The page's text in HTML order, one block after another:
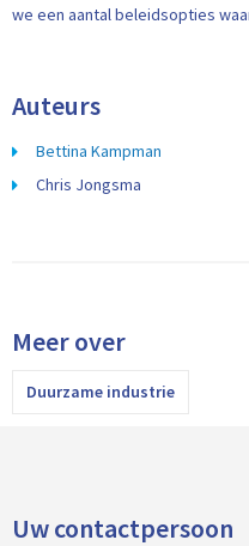
we een aantal beleidsopties
Auteurs
Bettina Kampman
Chris Jongsma
Meer over
Duurzame industrie
Uw contactpersoon